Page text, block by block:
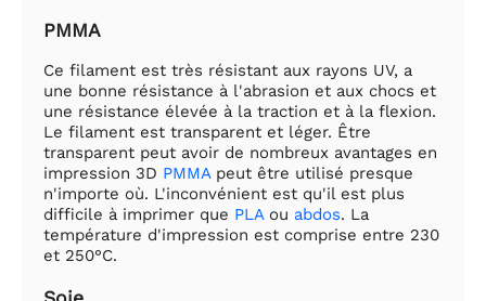
PMMA
Ce filament est très résistant aux rayons UV, a
une bonne résistance à l'abrasion et aux chocs et
une résistance élevée à la traction et à la flexion.
Le filament est transparent et léger. Être
transparent peut avoir de nombreux avantages en
impression 3D PMMApeut être utilisé presque
n'importe où. L'inconvénient est qu'il est plus
difficile à imprimer que PLAou abdos. La
température d'impression est comprise entre 230
et 250°C.